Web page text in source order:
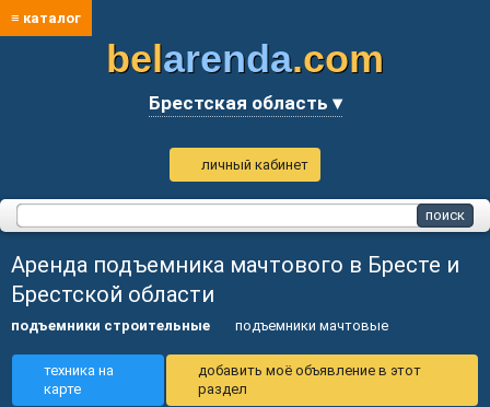
≡ каталог
belarenda.com
Брестская область ▾
личный кабинет
Аренда подъемника мачтового в Бресте и
Брестской области
подъемники строительные подъемники мачтовые
техника на
карте
добавить моё объявление в этот
раздел